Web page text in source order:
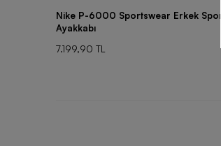
Nike P-6000 Sportswear Erkek Spor
Ayakkabı
7.199,90 TL